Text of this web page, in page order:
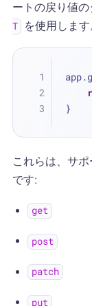
ートの戻り値の
T
を使用します
}
これらは、サ
です:
get
post
patch
put